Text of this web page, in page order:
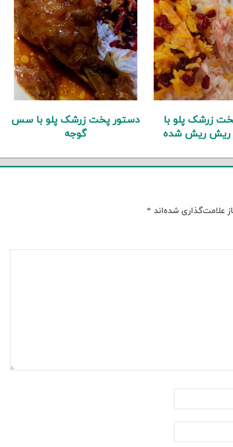
زرشک پلو با
ریش ریش شده
دستور پخت زرشک پلو با سس
گوجه
علامت‌گذاری شده‌اند *